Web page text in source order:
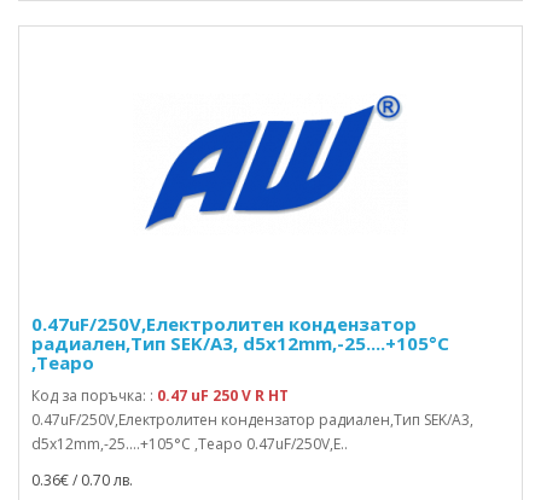
0.47uF/250V,Електролитен кондензатор
радиален,Тип SEK/A3, d5x12mm,-25....+105°C
,Teapo
Код за поръчка: : 0.47 uF 250 V R HT
0.47uF/250V,Електролитен кондензатор радиален,Тип SEK/A3,
d5x12mm,-25....+105°C ,Teapo 0.47uF/250V,E..
0.36€ / 0.70 лв.